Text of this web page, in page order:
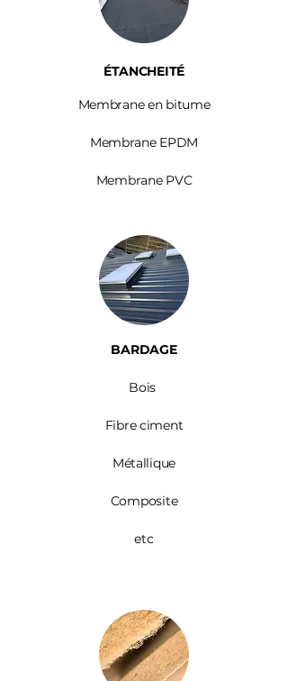
ÉTANCHEITÉ
Membrane en bitume
Membrane EPDM
Membrane PVC
BARDAGE​
Bois ​
Fibre ciment
Métallique
Composite
etc